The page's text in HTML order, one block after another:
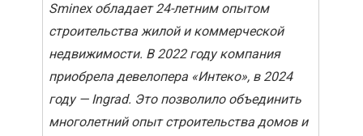
Sminex обладает 24-летним опытом
строительства жилой и коммерческой
недвижимости. В 2022 году компания
приобрела девелопера «Интеко», в 2024
году — Ingrad. Это позволило объединить
многолетний опыт строительства домов и